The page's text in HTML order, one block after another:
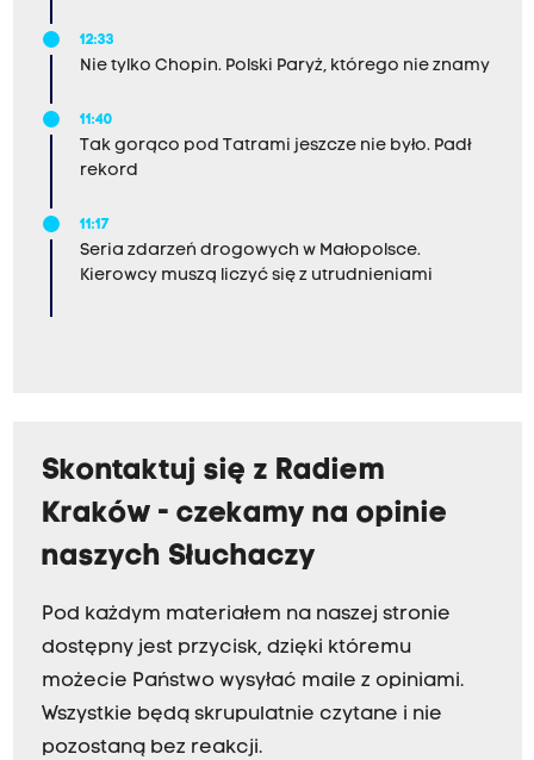
12:33
Nie tylko Chopin. Polski Paryż, którego nie znamy
11:40
Tak gorąco pod Tatrami jeszcze nie było. Padł
rekord
11:17
Seria zdarzeń drogowych w Małopolsce.
Kierowcy muszą liczyć się z utrudnieniami
Skontaktuj się z Radiem
Kraków - czekamy na opinie
naszych Słuchaczy
Pod każdym materiałem na naszej stronie
dostępny jest przycisk, dzięki któremu
możecie Państwo wysyłać maile z opiniami.
Wszystkie będą skrupulatnie czytane i nie
pozostaną bez reakcji.